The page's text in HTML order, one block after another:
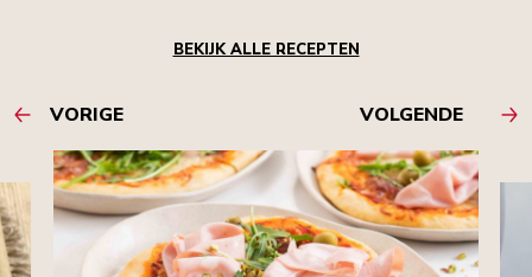
BEKIJK ALLE RECEPTEN
VORIGE VOLGENDE